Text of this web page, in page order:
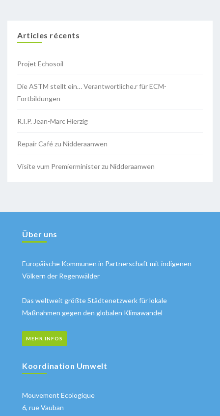
Articles récents
Projet Echosoil
Die ASTM stellt ein… Verantwortliche.r für ECM-
Fortbildungen
R.I.P. Jean-Marc Hierzig
Repair Café zu Nidderaanwen
Visite vum Premierminister zu Nidderaanwen
Über uns
Europäische Kommunen in Partnerschaft mit indigenen
Völkern der Regenwälder
Das weltweit größte Städtenetzwerk für lokale
Maßnahmen gegen den globalen Klimawandel
MEHR INFOS
Koordination Umwelt
Mouvement Ecologique
6, rue Vauban